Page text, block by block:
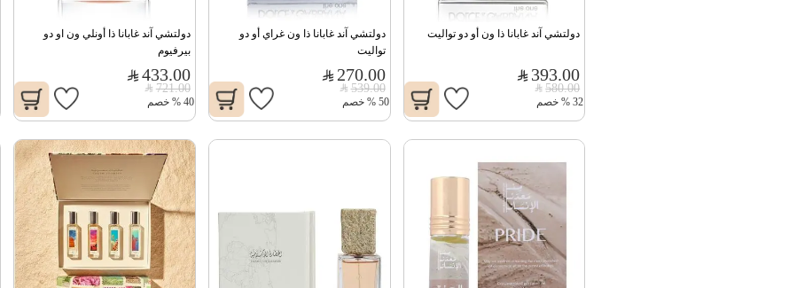
دولتشي آند غابانا ذا ون أو دو تواليت
393.00
580.00
32
% خصم
تواليت
270.00
539.00
50
% خصم
بيرفيوم
433.00
721.00
40
% خصم